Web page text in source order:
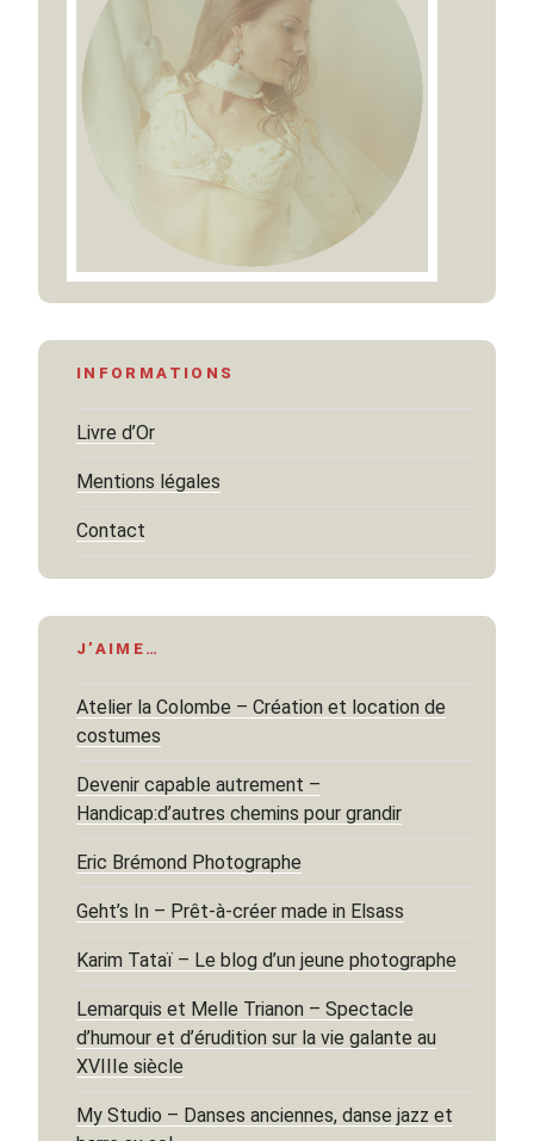
INFORMATIONS
Livre d’Or
Mentions légales
Contact
J’AIME…
Atelier la Colombe – Création et location de
costumes
Devenir capable autrement –
Handicap:d’autres chemins pour grandir
Eric Brémond Photographe
Geht’s In – Prêt-à-créer made in Elsass
Karim Tataï – Le blog d’un jeune photographe
Lemarquis et Melle Trianon – Spectacle
d’humour et d’érudition sur la vie galante au
XVIIIe siècle
My Studio – Danses anciennes, danse jazz et